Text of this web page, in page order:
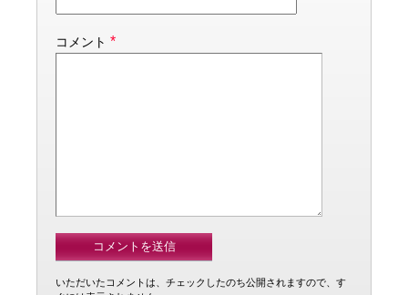
コメント *
いただいたコメントは、チェックしたのち公開されますので、す